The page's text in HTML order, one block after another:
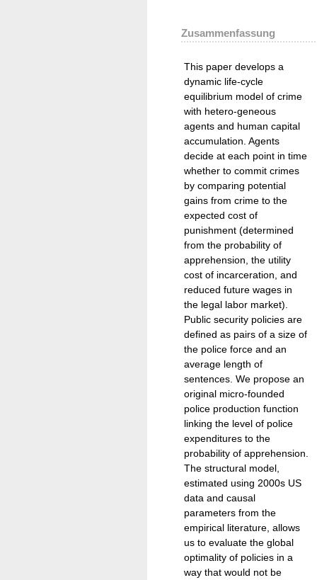
Zusammenfassung
This paper develops a
dynamic life-cycle
equilibrium model of crime
with hetero-geneous
agents and human capital
accumulation. Agents
decide at each point in time
whether to commit crimes
by comparing potential
gains from crime to the
expected cost of
punishment (determined
from the probability of
apprehension, the utility
cost of incarceration, and
reduced future wages in
the legal labor market).
Public security policies are
defined as pairs of a size of
the police force and an
average length of
sentences. We propose an
original micro-founded
police production function
linking the level of police
expenditures to the
probability of apprehension.
The structural model,
estimated using 2000s US
data and causal
parameters from the
empirical literature, allows
us to evaluate the global
optimality of policies in a
way that would not be